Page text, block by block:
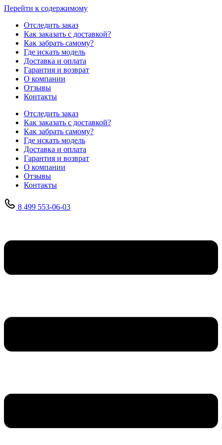
Перейти к содержимому
Отследить заказ
Как заказать с доставкой?
Как забрать самому?
Где искать модель
Доставка и оплата
Гарантия и возврат
О компании
Отзывы
Контакты
Отследить заказ
Как заказать с доставкой?
Как забрать самому?
Где искать модель
Доставка и оплата
Гарантия и возврат
О компании
Отзывы
Контакты
8 499 553-06-03